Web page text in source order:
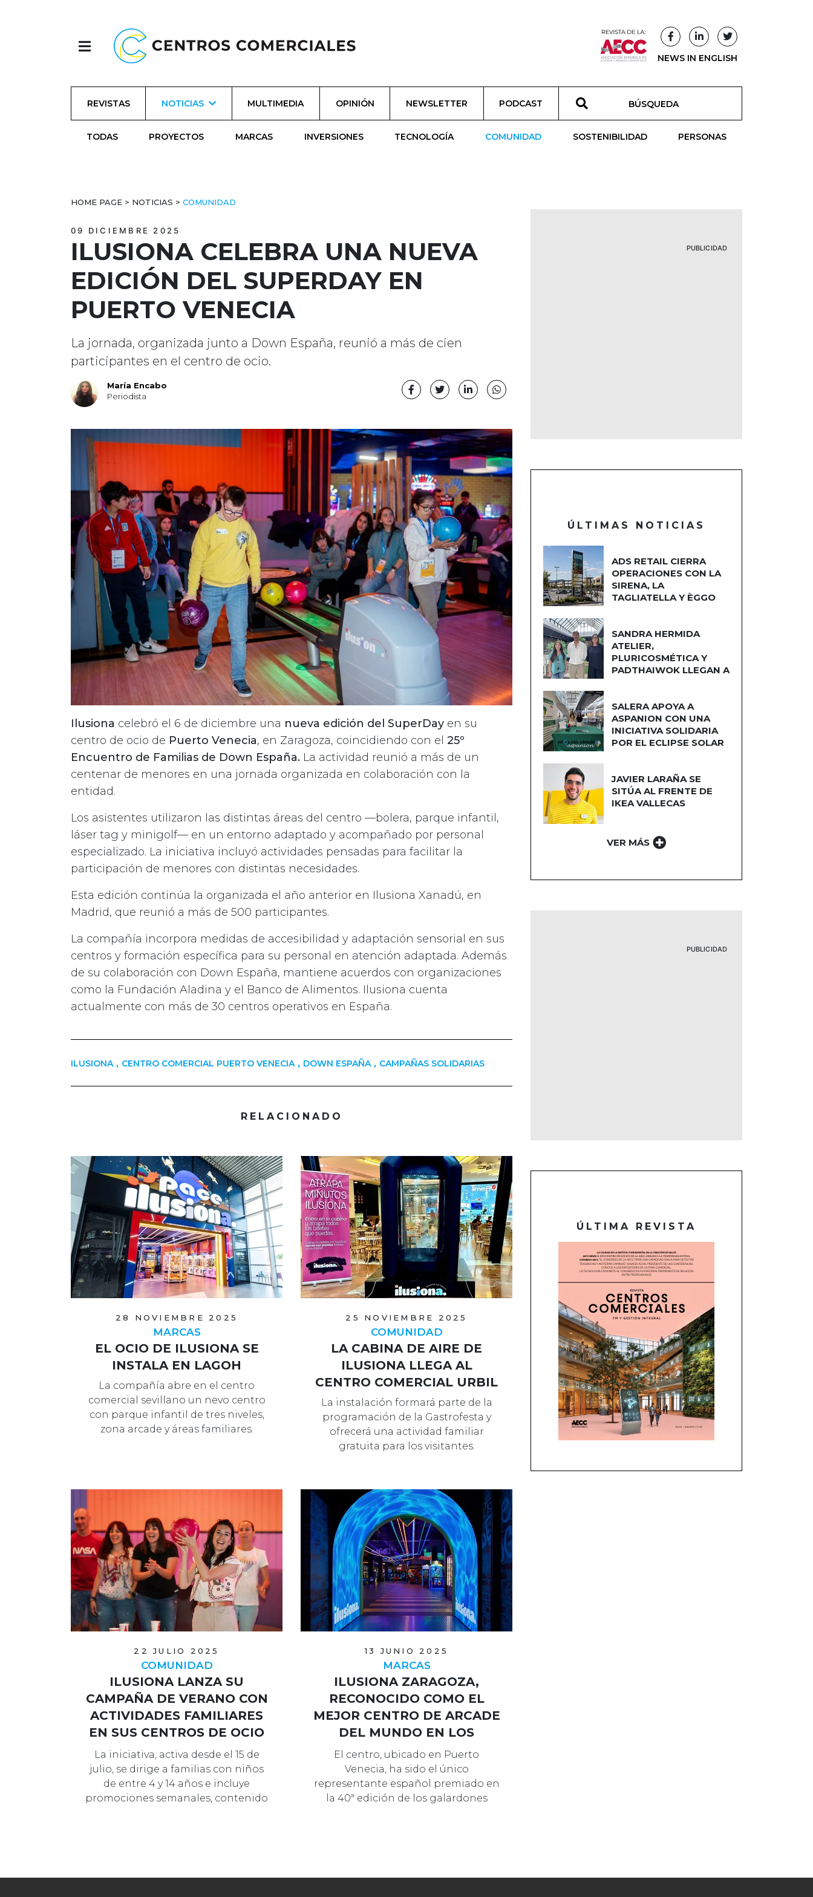
NEWS IN ENGLISH
REVISTAS NOTICIAS MULTIMEDIA OPINIÓN NEWSLETTER PODCAST
TODAS PROYECTOS MARCAS INVERSIONES TECNOLOGÍA COMUNIDAD SOSTENIBILIDAD PERSONAS
HOME PAGE > NOTICIAS > COMUNIDAD
09 DICIEMBRE 2025
ILUSIONA CELEBRA UNA NUEVA
EDICIÓN DEL SUPERDAY EN
PUERTO VENECIA
La jornada, organizada junto a Down España, reunió a más de cien
participantes en el centro de ocio.
María Encabo
Periodista
Ilusiona celebró el 6 de diciembre una nueva edición del SuperDay en su
centro de ocio de Puerto Venecia, en Zaragoza, coincidiendo con el 25º
Encuentro de Familias de Down España. La actividad reunió a más de un
centenar de menores en una jornada organizada en colaboración con la
entidad.
Los asistentes utilizaron las distintas áreas del centro —bolera, parque infantil,
láser tag y minigolf— en un entorno adaptado y acompañado por personal
especializado. La iniciativa incluyó actividades pensadas para facilitar la
participación de menores con distintas necesidades.
Esta edición continúa la organizada el año anterior en Ilusiona Xanadú, en
Madrid, que reunió a más de 500 participantes.
La compañía incorpora medidas de accesibilidad y adaptación sensorial en sus
centros y formación específica para su personal en atención adaptada. Además
de su colaboración con Down España, mantiene acuerdos con organizaciones
como la Fundación Aladina y el Banco de Alimentos. Ilusiona cuenta
actualmente con más de 30 centros operativos en España.
ILUSIONA , CENTRO COMERCIAL PUERTO VENECIA , DOWN ESPAÑA , CAMPAÑAS SOLIDARIAS
RELACIONADO
28 NOVIEMBRE 2025
MARCAS
EL OCIO DE ILUSIONA SE
INSTALA EN LAGOH
La compañía abre en el centro
comercial sevillano un nevo centro
con parque infantil de tres niveles,
zona arcade y áreas familiares.
25 NOVIEMBRE 2025
COMUNIDAD
LA CABINA DE AIRE DE
ILUSIONA LLEGA AL
CENTRO COMERCIAL URBIL
La instalación formará parte de la
programación de la Gastrofesta y
ofrecerá una actividad familiar
gratuita para los visitantes.
22 JULIO 2025
COMUNIDAD
ILUSIONA LANZA SU
CAMPAÑA DE VERANO CON
ACTIVIDADES FAMILIARES
EN SUS CENTROS DE OCIO
EN ESPAÑA
La iniciativa, activa desde el 15 de
julio, se dirige a familias con niños
de entre 4 y 14 años e incluye
promociones semanales, contenido
13 JUNIO 2025
MARCAS
ILUSIONA ZARAGOZA,
RECONOCIDO COMO EL
MEJOR CENTRO DE ARCADE
DEL MUNDO EN LOS
PREMIOS BCM 2025
El centro, ubicado en Puerto
Venecia, ha sido el único
representante español premiado en
la 40ª edición de los galardones
PUBLICIDAD
ÚLTIMAS NOTICIAS
ADS RETAIL CIERRA
OPERACIONES CON LA
SIRENA, LA
TAGLIATELLA Y ÈGGO
SANDRA HERMIDA
ATELIER,
PLURICOSMÉTICA Y
PADTHAIWOK LLEGAN A
SALERA APOYA A
ASPANION CON UNA
INICIATIVA SOLIDARIA
POR EL ECLIPSE SOLAR
JAVIER LARAÑA SE
SITÚA AL FRENTE DE
IKEA VALLECAS
VER MÁS
PUBLICIDAD
ÚLTIMA REVISTA